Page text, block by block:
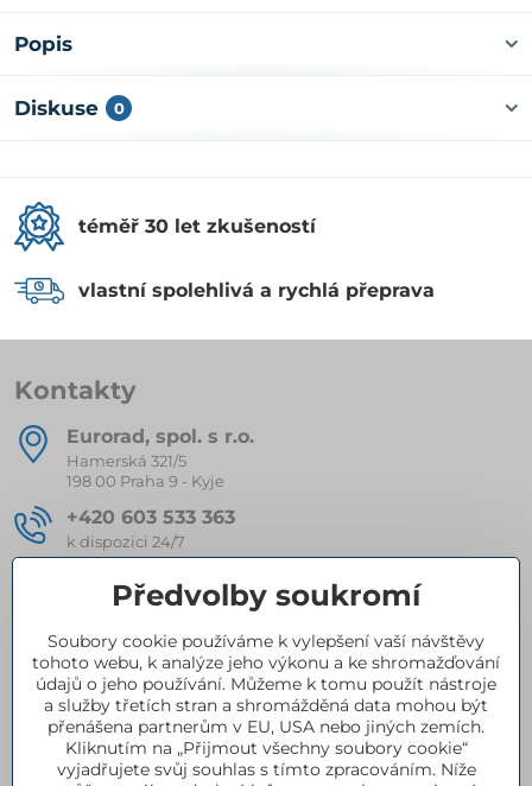
Popis
Diskuse 0
téměř 30 let zkušeností
vlastní spolehlivá a rychlá přeprava
Kontakty
Eurorad, spol​. s r​.o​.
Hamerská 321/5
198 00 Praha 9 - Kyje
+420 603 533 363
k dispozici 24/7
eurorad​@seznam​.cz
Kompletní nabídka produktů
Certifikace
Předvolby soukromí
Soubory cookie používáme k vylepšení vaší návštěvy
tohoto webu, k analýze jeho výkonu a ke shromažďování
údajů o jeho používání. Můžeme k tomu použít nástroje
a služby třetích stran a shromážděná data mohou být
přenášena partnerům v EU, USA nebo jiných zemích.
Kliknutím na „Přijmout všechny soubory cookie“
vyjadřujete svůj souhlas s tímto zpracováním. Níže